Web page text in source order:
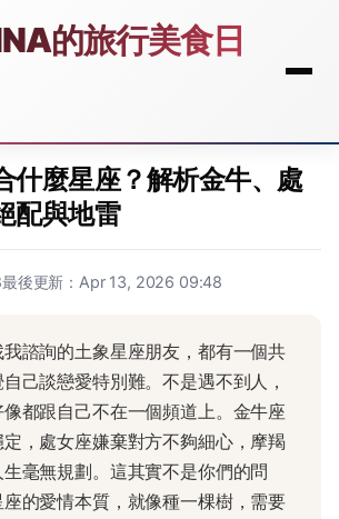
的旅行美食日
什麼星座？解析金牛、處
配與地雷
最後更新：Apr 13, 2026 09:48
諮詢的土象星座朋友，都有一個共
己談戀愛特別難。不是遇不到人，
都跟自己不在一個頻道上。金牛座
，處女座嫌棄對方不夠細心，摩羯
毫無規劃。這其實不是你們的問
的愛情本質，就像種一棵樹，需要